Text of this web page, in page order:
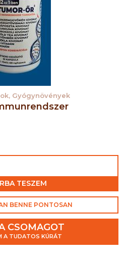
Gyógynövények
TESZEM
BENNE PONTOSAN
CSOMAGOT
A TUDATOS KÚRÁT